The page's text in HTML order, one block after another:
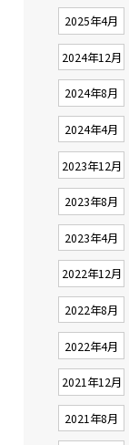
2025年4月
2024年12月
2024年8月
2024年4月
2023年12月
2023年8月
2023年4月
2022年12月
2022年8月
2022年4月
2021年12月
2021年8月